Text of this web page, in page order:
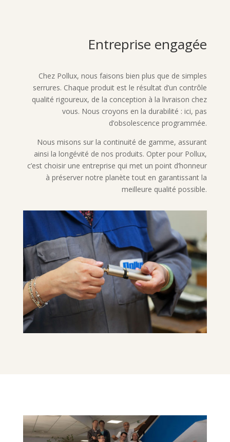
Entreprise engagée
Chez Pollux, nous faisons bien plus que de simples
serrures. Chaque produit est le résultat d’un contrôle
qualité rigoureux, de la conception à la livraison chez
vous. Nous croyons en la durabilité : ici, pas
d’obsolescence programmée.
Nous misons sur la continuité de gamme, assurant
ainsi la longévité de nos produits. Opter pour Pollux,
c’est choisir une entreprise qui met un point d’honneur
à préserver notre planète tout en garantissant la
meilleure qualité possible.